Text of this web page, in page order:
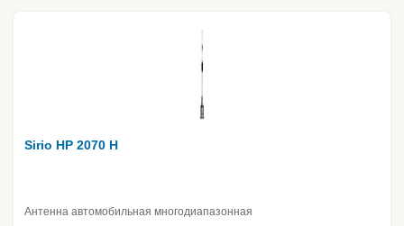
Sirio HP 2070 H
Антенна автомобильная многодиапазонная